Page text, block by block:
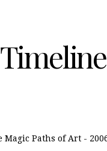
Timeline